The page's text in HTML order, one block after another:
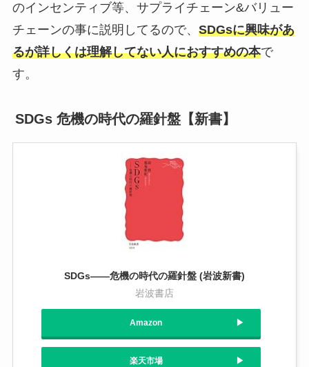
のインセンティブ等、サプライチェーン&バリュー
チェーンの事に説明してるので、 SDGsに興味があ
るが詳しくは理解してない人におすすめの本で
す。
SDGs 危機の時代の羅針盤【新書】
SDGs――危機の時代の羅針盤 (岩波新書)
岩波書店
Amazon
楽天市場